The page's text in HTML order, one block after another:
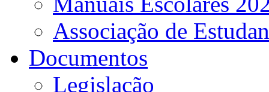
Associação de
Documentos
Legislação